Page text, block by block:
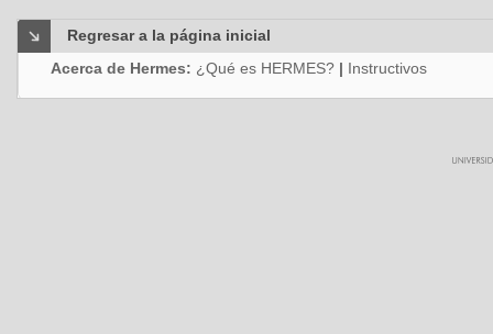
Regresar a la página inicial
Acerca de Hermes: ¿Qué es HERMES? | Instructivos